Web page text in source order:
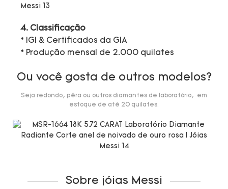
4. Classificação
* IGI & Certificados da GIA
* Produção mensal de 2.000 quilates
Ou você gosta de outros modelos?
Seja redondo, pêra ou outros diamantes de laboratório, em
estoque de até 20 quilates.
Sobre jóias Messi